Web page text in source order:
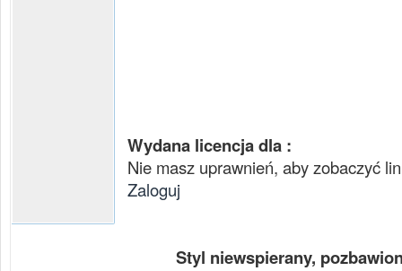
Wydana licencja dla :
Nie masz uprawnień, aby zobaczyć
Zaloguj
Styl niewspierany,